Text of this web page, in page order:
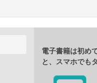
電子書籍は初め
と、スマホでも